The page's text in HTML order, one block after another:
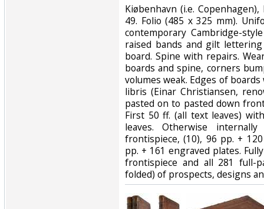
‎Kiøbenhavn (i.e.
49. Folio (485 x 325 mm).
contemporary Cambridge-
raised bands and gilt
board. Spine with repairs.
boards and spine, corners
volumes weak. Edges of
libris (Einar Christiansen,
pasted on to pasted down
First 50 ff. (all text leaves)
leaves. Otherwise
frontispiece, (10), 96 pp. +
pp. + 161 engraved plates.
frontispiece and all 281 full-
folded) of prospects, designs